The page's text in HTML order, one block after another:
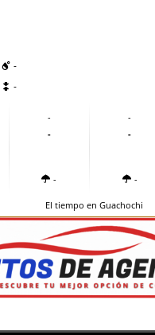
-
-
-
-
-
-
-
-
El tiempo en Guachochi